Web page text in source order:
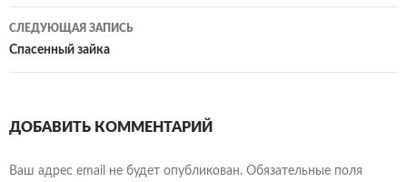
записям
СЛЕДУЮЩАЯ ЗАПИСЬ
Спасенный зайка
ДОБАВИТЬ КОММЕНТАРИЙ
Ваш адрес email не будет опубликован. Обязательные поля